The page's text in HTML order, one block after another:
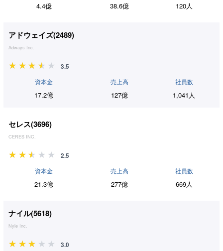
4.4億 38.6億 120人
アドウェイズ(2489)
Adways Inc.
3.5
資本金
17.2億
売上高
127億
社員数
1,041人
セレス(3696)
CERES INC.
2.5
資本金
21.3億
売上高
277億
社員数
669人
ナイル(5618)
Nyle Inc.
3.0